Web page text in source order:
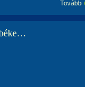
Tovább
béke…